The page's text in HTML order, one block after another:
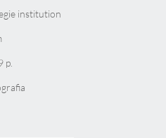
institution
p.